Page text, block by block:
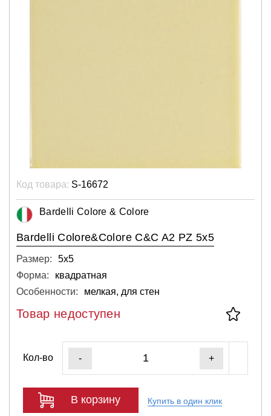
Код товара: S-16672
Bardelli Colore & Colore
Bardelli Colore&Colore C&C A2 PZ 5x5
Размер:
5х5
Форма:
квадратная
Особенности:
мелкая, для стен
Товар недоступен
Кол-во - +
В корзину Купить в один клик